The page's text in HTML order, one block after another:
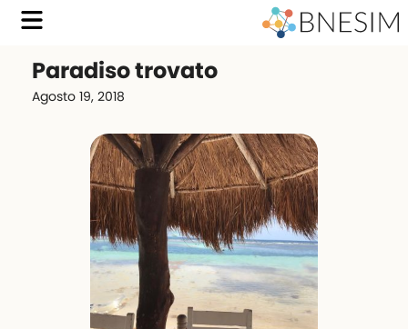
Paradiso trovato
Agosto 19, 2018